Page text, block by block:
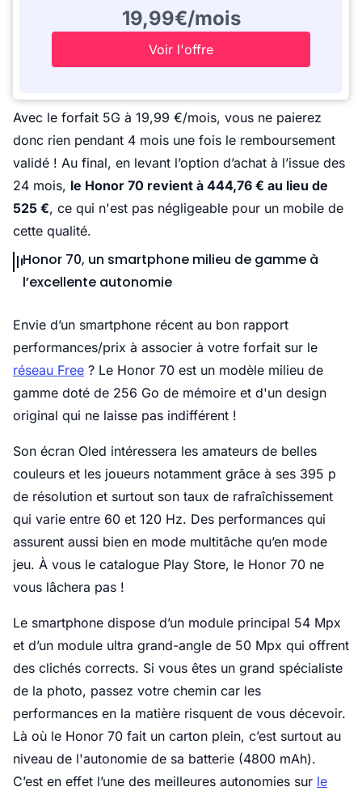
19,99€/mois
Voir l'offre
Avec le forfait 5G à 19,99 €/mois, vous ne paierez
donc rien pendant 4 mois une fois le remboursement
validé ! Au final, en levant l’option d’achat à l’issue des
24 mois, le Honor 70 revient à 444,76 € au lieu de
525 €, ce qui n'est pas négligeable pour un mobile de
cette qualité.
Honor 70, un smartphone milieu de gamme à
l’excellente autonomie
Envie d’un smartphone récent au bon rapport
performances/prix à associer à votre forfait sur le
réseau Free ? Le Honor 70 est un modèle milieu de
gamme doté de 256 Go de mémoire et d'un design
original qui ne laisse pas indifférent !
Son écran Oled intéressera les amateurs de belles
couleurs et les joueurs notamment grâce à ses 395 p
de résolution et surtout son taux de rafraîchissement
qui varie entre 60 et 120 Hz. Des performances qui
assurent aussi bien en mode multitâche qu’en mode
jeu. À vous le catalogue Play Store, le Honor 70 ne
vous lâchera pas !
Le smartphone dispose d’un module principal 54 Mpx
et d’un module ultra grand-angle de 50 Mpx qui offrent
des clichés corrects. Si vous êtes un grand spécialiste
de la photo, passez votre chemin car les
performances en la matière risquent de vous décevoir.
Là où le Honor 70 fait un carton plein, c’est surtout au
niveau de l'autonomie de sa batterie (4800 mAh).
C’est en effet l’une des meilleures autonomies sur le